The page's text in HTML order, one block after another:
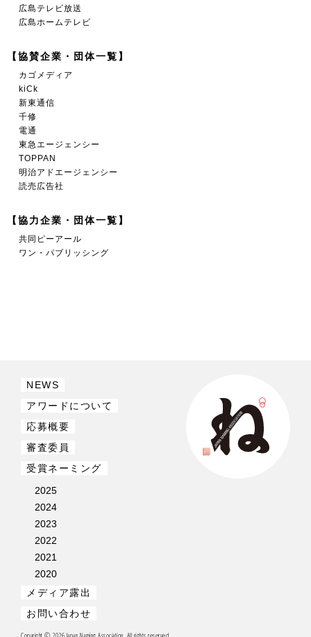
広島テレビ放送
広島ホームテレビ
【協賛企業・団体一覧】
カゴメディア
kiCk
新東通信
千修
電通
東急エージェンシー
TOPPAN
明治アドエージェンシー
読売広告社
【協力企業・団体一覧】
共同ピーアール
ワン・パブリッシング
NEWS
アワードについて
応募概要
審査委員
受賞ネーミング
2025
2024
2023
2022
2021
2020
メディア露出
お問い合わせ